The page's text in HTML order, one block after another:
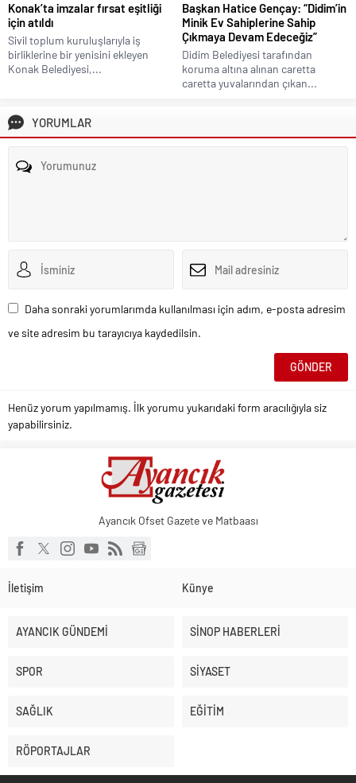
Konak’ta imzalar fırsat eşitliği
için atıldı
Sivil toplum kuruluşlarıyla iş
birliklerine bir yenisini ekleyen
Konak Belediyesi,...
Başkan Hatice Gençay: “Didim’in
Minik Ev Sahiplerine Sahip
Çıkmaya Devam Edeceğiz”
Didim Belediyesi tarafından
koruma altına alınan caretta
caretta yuvalarından çıkan...
YORUMLAR
Daha sonraki yorumlarımda kullanılması için adım, e-posta adresim
ve site adresim bu tarayıcıya kaydedilsin.
Henüz yorum yapılmamış. İlk yorumu yukarıdaki form aracılığıyla siz
yapabilirsiniz.
Ayancık Ofset Gazete ve Matbaası
İletişim Künye
AYANCIK GÜNDEMİ SİNOP HABERLERİ
SPOR SİYASET
SAĞLIK EĞİTİM
RÖPORTAJLAR